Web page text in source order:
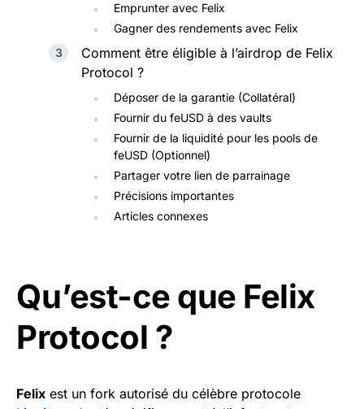
Emprunter avec Felix
Gagner des rendements avec Felix
Comment être éligible à l’airdrop de Felix
Protocol ?
Déposer de la garantie (Collatéral)
Fournir du feUSD à des vaults
Fournir de la liquidité pour les pools de
feUSD (Optionnel)
Partager votre lien de parrainage
Précisions importantes
Articles connexes
Qu’est-ce que Felix
Protocol ?
Felix est un fork autorisé du célèbre protocole